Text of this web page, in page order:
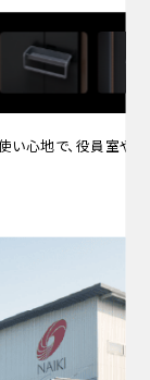
心地で、役員室やゴ